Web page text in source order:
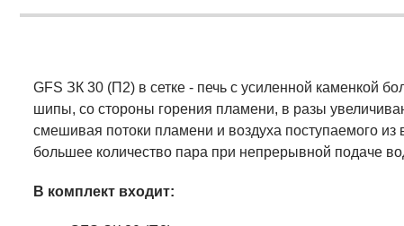
GFS ЗК 30 (П2) в сетке - печь с усиленной каменкой
шипы, со стороны горения пламени, в разы
смешивая потоки пламени и воздуха поступаемого
большее количество пара при непрерывной подаче
В комплект входит: